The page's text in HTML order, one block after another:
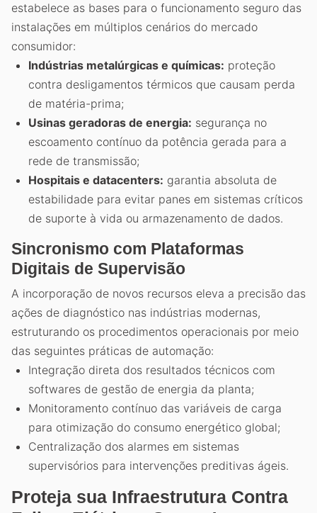
estabelece as bases para o funcionamento seguro das
instalações em múltiplos cenários do mercado
consumidor:
Indústrias metalúrgicas e químicas: proteção
contra desligamentos térmicos que causam perda
de matéria-prima;
Usinas geradoras de energia: segurança no
escoamento contínuo da potência gerada para a
rede de transmissão;
Hospitais e datacenters: garantia absoluta de
estabilidade para evitar panes em sistemas críticos
de suporte à vida ou armazenamento de dados.
Sincronismo com Plataformas
Digitais de Supervisão
A incorporação de novos recursos eleva a precisão das
ações de diagnóstico nas indústrias modernas,
estruturando os procedimentos operacionais por meio
das seguintes práticas de automação:
Integração direta dos resultados técnicos com
softwares de gestão de energia da planta;
Monitoramento contínuo das variáveis de carga
para otimização do consumo energético global;
Centralização dos alarmes em sistemas
supervisórios para intervenções preditivas ágeis.
Proteja sua Infraestrutura Contra